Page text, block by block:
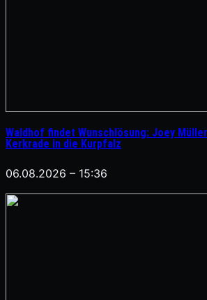
Waldhof findet Wunschlösung: Joey
Kerkrade in die Kurpfalz
06.08.2026 – 15:36